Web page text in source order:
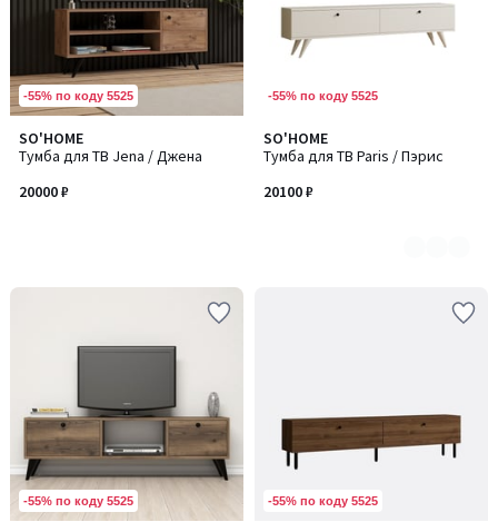
-55% по коду 5525
SO'HOME
Тумба для ТВ Jena / Джена
20000 ₽
-55% по коду 5525
SO'HOME
Тумба для ТВ Paris / Пэрис
20100 ₽
Количество
цветов:
2
-55% по коду 5525 -55% по коду 5525